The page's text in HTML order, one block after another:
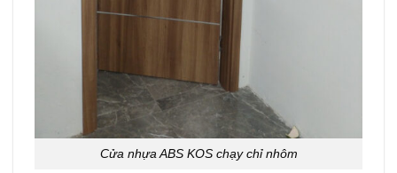
Cửa nhựa ABS KOS chạy chỉ nhôm